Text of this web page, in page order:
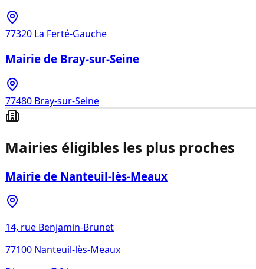
77320 La Ferté-Gauche
Mairie de Bray-sur-Seine
77480 Bray-sur-Seine
Mairies éligibles les plus proches
Mairie de Nanteuil-lès-Meaux
14, rue Benjamin-Brunet
77100 Nanteuil-lès-Meaux